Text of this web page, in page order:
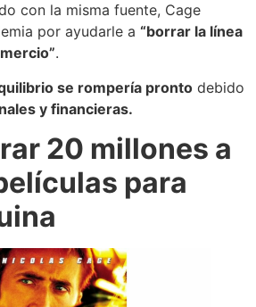
con la misma fuente, Cage
por ayudarle a “borrar la línea
.
se rompería pronto debido
y financieras.
20 millones a
para